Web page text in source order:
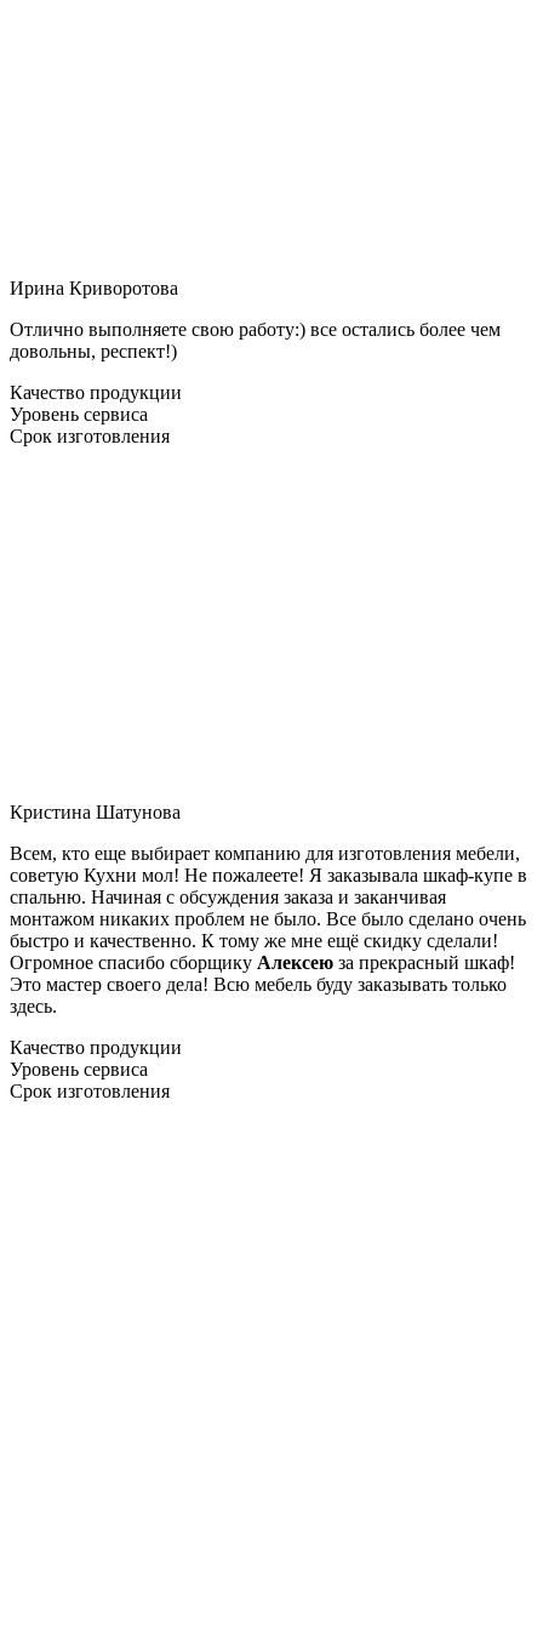
Ирина Криворотова
Отлично выполняете свою работу:) все остались более чем
довольны, респект!)
Качество продукции
Уровень сервиса
Срок изготовления
Кристина Шатунова
Всем, кто еще выбирает компанию для изготовления мебели,
советую Кухни мол! Не пожалеете! Я заказывала шкаф-купе в
спальню. Начиная с обсуждения заказа и заканчивая
монтажом никаких проблем не было. Все было сделано очень
быстро и качественно. К тому же мне ещё скидку сделали!
Огромное спасибо сборщику Алексею за прекрасный шкаф!
Это мастер своего дела! Всю мебель буду заказывать только
здесь.
Качество продукции
Уровень сервиса
Срок изготовления